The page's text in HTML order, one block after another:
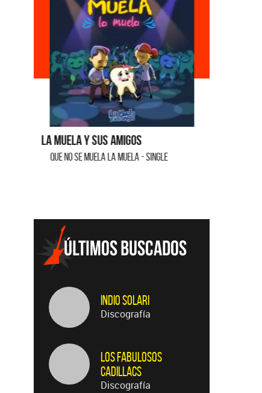
La Muela y Sus Amigos
QUE NO SE MUELA LA MUELA - SINGLE
Indio Solari
Discografía
Los Fabulosos
Cadillacs
Discografía